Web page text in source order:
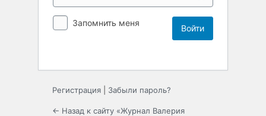
Запомнить меня
Регистрация Забыли пароль?
← Назад к сайту «Журнал Валерия